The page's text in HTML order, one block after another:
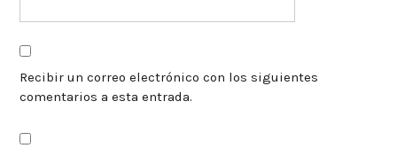
Recibir un correo electrónico con los siguientes
comentarios a esta entrada.